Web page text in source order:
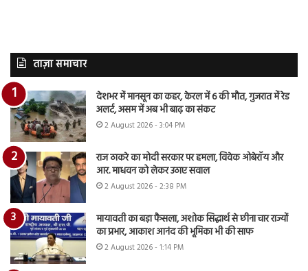
ताज़ा समाचार
देशभर में मानसून का कहर, केरल में 6 की मौत, गुजरात में रेड
अलर्ट, असम में अब भी बाढ़ का संकट
2 August 2026 - 3:04 PM
राज ठाकरे का मोदी सरकार पर हमला, विवेक ओबेरॉय और
आर. माधवन को लेकर उठाए सवाल
2 August 2026 - 2:38 PM
मायावती का बड़ा फैसला, अशोक सिद्धार्थ से छीना चार राज्यों
का प्रभार, आकाश आनंद की भूमिका भी की साफ
2 August 2026 - 1:14 PM